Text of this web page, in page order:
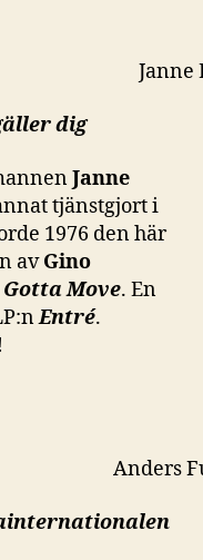
dig
Janne
tjänstgjort i
1976 den här
avGino
Gotta Move. En
Entré.